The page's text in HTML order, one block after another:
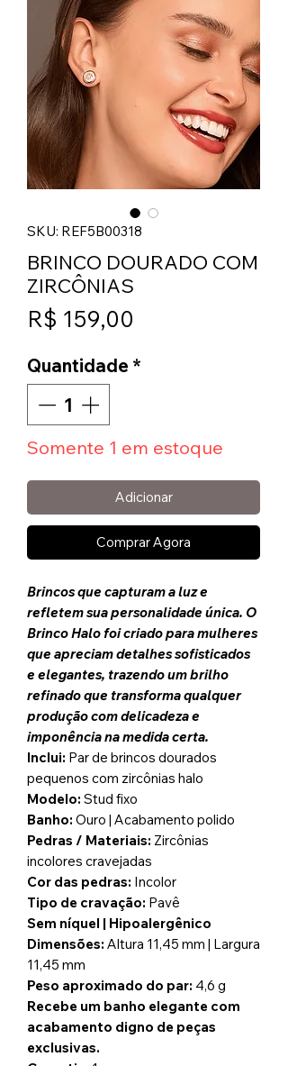
SKU: REF5B00318
BRINCO DOURADO COM
ZIRCÔNIAS
R$ 159,00
Quantidade *
Somente 1 em estoque
Adicionar
Comprar Agora
Brincos que capturam a luz e
refletem sua personalidade única. O
Brinco Halo foi criado para mulheres
que apreciam detalhes sofisticados
e elegantes, trazendo um brilho
refinado que transforma qualquer
produção com delicadeza e
imponência na medida certa.
Inclui: Par de brincos dourados
pequenos com zircônias halo
Modelo: Stud fixo
Banho: Ouro | Acabamento polido
Pedras / Materiais: Zircônias
incolores cravejadas
Cor das pedras: Incolor
Tipo de cravação: Pavê
Sem níquel | Hipoalergênico
Dimensões: Altura 11,45 mm | Largura
11,45 mm
Peso aproximado do par: 4,6 g
Recebe um banho elegante com
acabamento digno de peças
exclusivas.